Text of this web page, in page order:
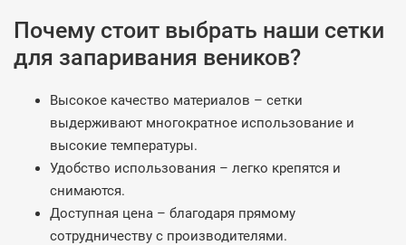
Почему стоит выбрать наши сетки
для запаривания веников?
Высокое качество материалов – сетки
выдерживают многократное использование и
высокие температуры.
Удобство использования – легко крепятся и
снимаются.
Доступная цена – благодаря прямому
сотрудничеству с производителями.